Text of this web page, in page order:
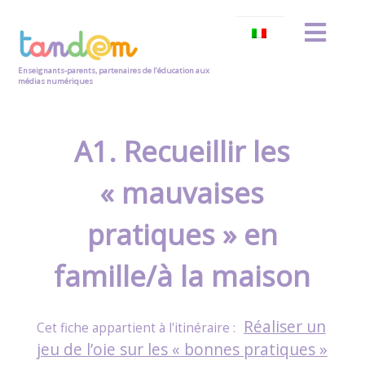
Enseignants-parents, partenaires de l’éducation aux
médias numériques
A1. Recueillir les
« mauvaises
pratiques » en
famille/à la maison
Réaliser un
jeu de l’oie sur les « bonnes pratiques »